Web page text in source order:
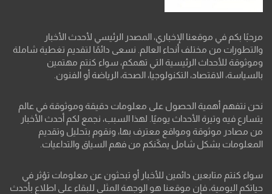
مرحبًا بكم في موقعنا الإخباري، المصدر الرئيسي لأحدث الأخبار
والتطورات من مختلف أنحاء العالم. نسعى دائمًا لتقديم تغطية شاملة
وموثوقة للأحداث الرئيسية التي تهمكم، سواء كنتم مهتمين
بالسياسة، الاقتصاد، التكنولوجيا، الصحة، الرياضة أو الفنون.
نحن نتفهم أهمية الحصول على معلومات دقيقة وموثوقة في عالم
يتسارع فيه وتيرة الأحداث يوميًا. لهذا السبب، نجمع لكم أحدث الأخبار
من مصادر موثوقة ومواقع معترف بها، ونقوم بتحليل وتقديم
المعلومات بشكل شامل يمكّنكم من فهم السياق والتداعيات.
سواء كنتم متابعين دائمين للأخبار أو تبحثون عن معلومات تؤثر في
حياتكم اليومية، فإن موقعنا هو الوجهة المثلى للبقاء على اطلاع بأحدث